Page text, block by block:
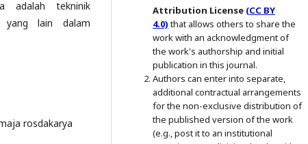
adalah tekninik
yang lain dalam
rosdakarya
Attribution License (CC BY
4.0)that allows others to share the
work with an acknowledgment of
the work's authorship and initial
publication in this journal.
Authors can enter into separate,
additional contractual arrangements
for the non-exclusive distribution of
the published version of the work
(e.g., post it to an institutional